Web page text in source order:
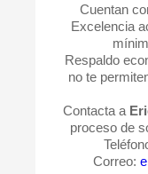
Cuentan
Excelencia
Respaldo
no te
Contacta a
proceso de
Correo: